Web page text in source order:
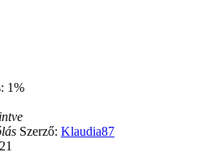
1%
Szerző: Klaudia87